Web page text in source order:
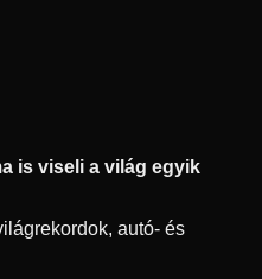
is viseli a világ egyik
autó- és